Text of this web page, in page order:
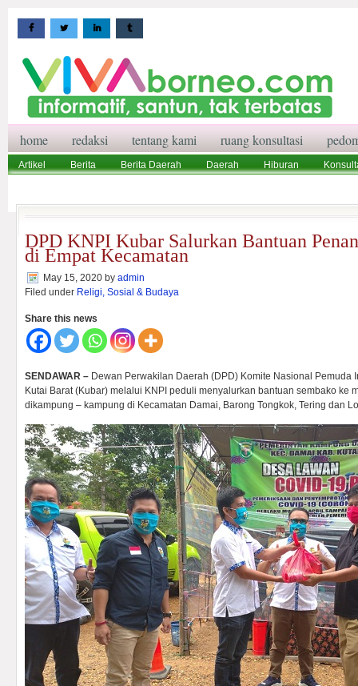
home redaksi tentang kami ruang konsultasi
Artikel Berita Berita Daerah Daerah Hiburan
DPD KNPI Kubar Salurkan Bantuan
di Empat Kecamatan
May 15, 2020 by admin
Filed under Religi, Sosial & Budaya
Share this news
SENDAWAR – Dewan Perwakilan Daerah (DPD) Komite Nasional Pemuda
Kutai Barat (Kubar) melalui KNPI peduli menyalurkan bantuan sembako ke
dikampung – kampung di Kecamatan Damai, Barong Tongkok, Tering dan